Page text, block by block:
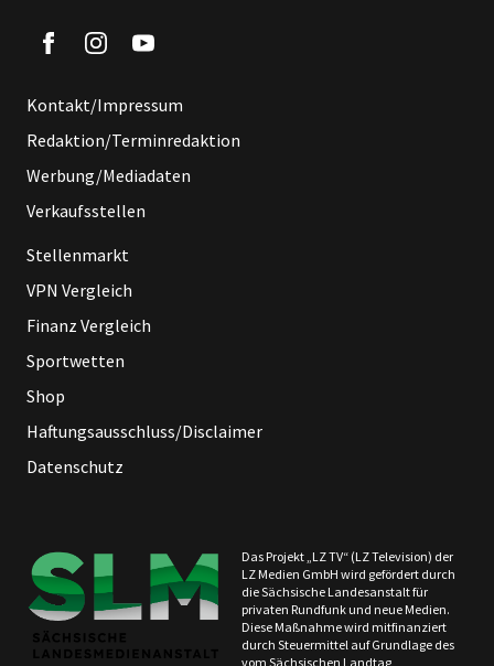
Kontakt/Impressum
Redaktion/Terminredaktion
Werbung/Mediadaten
Verkaufsstellen
Stellenmarkt
VPN Vergleich
Finanz Vergleich
Sportwetten
Shop
Haftungsausschluss/Disclaimer
Datenschutz
Das Projekt „LZ TV“ (LZ Television) der
LZ Medien GmbH wird gefördert durch
die Sächsische Landesanstalt für
privaten Rundfunk und neue Medien.
Diese Maßnahme wird mitfinanziert
durch Steuermittel auf Grundlage des
vom Sächsischen Landtag